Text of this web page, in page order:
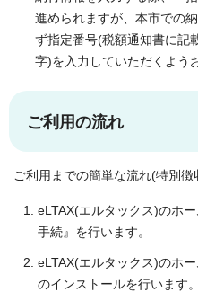
進められますが、本市での
ず指定番号(税額通知書に記
字)を入力していただくよう
ご利用の流れ
ご利用までの簡単な流れ(特別徴
eLTAX(エルタックス)のホ
手続』を行います。
eLTAX(エルタックス)のホ
のインストールを行います。